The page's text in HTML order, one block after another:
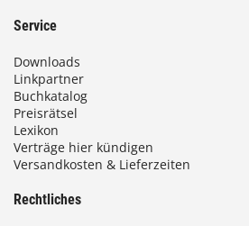
Service
Downloads
Linkpartner
Buchkatalog
Preisrätsel
Lexikon
Verträge hier kündigen
Versandkosten & Lieferzeiten
Rechtliches